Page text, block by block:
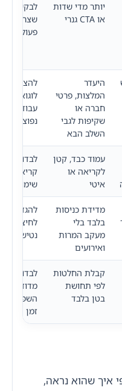
יותר מדי שדות
או CTA גנרי
לבקש רק
שצריך
פעולה
היעדר
המלצות, פרטי
חברה או
שקיפות לגבי
השלב הבא
להציג
לוגואים,
עבודה
נפוצות
עמוד כבד, קטן
לקריאה או
איטי
לבדוק
קריאות
שימוש
מדידת כניסות
בלבד בלי
מעקב המרות
ואירועים
להגדיר
לחיצות
נטישה
קבלת החלטות
לפי תחושת
בטן בלבד
לבדוק
מדודים
השפעה
זמן
איך שהוא נראה,